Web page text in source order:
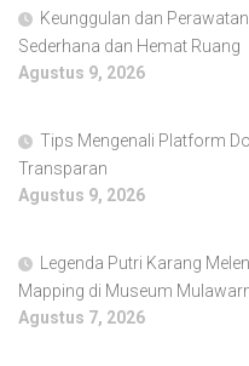
Keunggulan dan
Sederhana dan Hemat Ruang
Agustus 9, 2026
Tips Mengenali Platform
Transparan
Agustus 9, 2026
Legenda Putri Karang
Mapping di Museum
Agustus 7, 2026